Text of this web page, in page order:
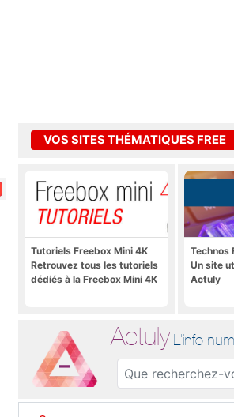
VOS SITES THÉMATIQUES FREE
Tutoriels Freebox Mini 4K
Retrouvez tous les tutoriels
dédiés à la Freebox Mini 4K
Technos
Un site
Actuly
Actuly L'info